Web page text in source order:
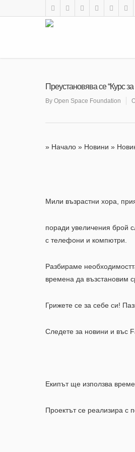
Преустановява се “Курс
By Open Space Foundation
» Начало » Новини »
Мили възрастни хора,
поради увеличения брой
с телефони и компютри.
Разбираме
времена да възстановим
Грижете се за себе си!
Следете за новини и въс
Екипът ще използва
Проектът се реализира с